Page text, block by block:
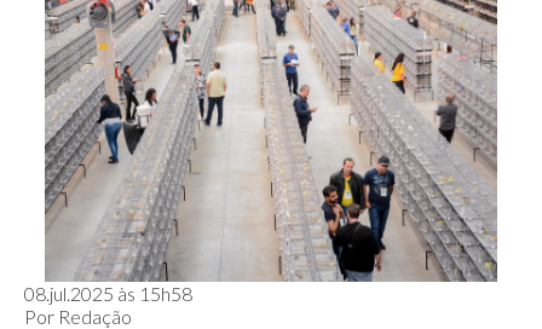
08.jul.2025 às 15h58
Por Redação